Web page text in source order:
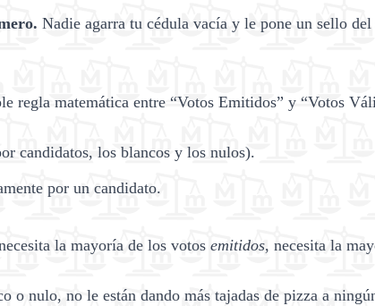
Nadie agarra tu cédula vacía y le pone un sello
regla matemática entre “Votos Emitidos” y “Votos
candidatos, los blancos y los nulos).
por un candidato.
la mayoría de los votos emitidos, necesita la
nulo, no le están dando más tajadas de pizza a